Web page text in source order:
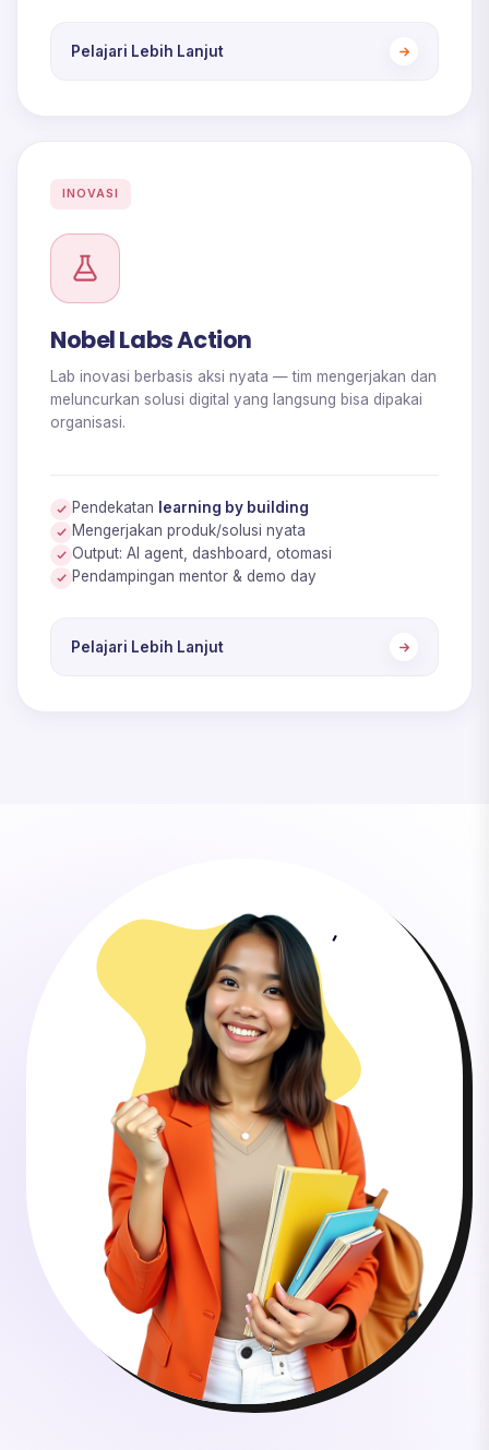
Pelajari Lebih Lanjut
INOVASI
Nobel Labs Action
Lab inovasi berbasis aksi nyata — tim mengerjakan dan
meluncurkan solusi digital yang langsung bisa dipakai
organisasi.
Pendekatan
learning by building
Mengerjakan produk/solusi nyata
Output: AI agent, dashboard, otomasi
Pendampingan mentor & demo day
Pelajari Lebih Lanjut